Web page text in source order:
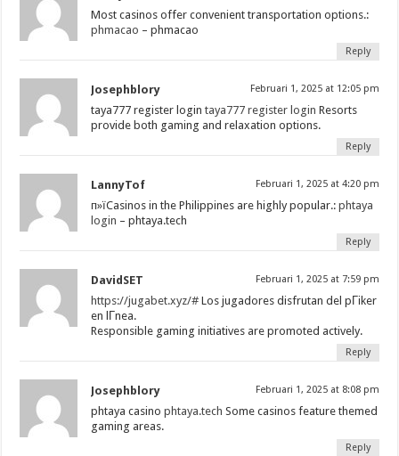
Most casinos offer convenient transportation options.:
phmacao – phmacao
Reply
Josephblory Februari 1, 2025 at 12:05 pm
taya777 register logintaya777 register login Resorts
provide both gaming and relaxation options.
Reply
LannyTof Februari 1, 2025 at 4:20 pm
п»їCasinos in the Philippines are highly popular.:phtaya
login – phtaya.tech
Reply
DavidSET Februari 1, 2025 at 7:59 pm
https://jugabet.xyz/# Los jugadores disfrutan del pГіker
en lГ­nea.
Responsible gaming initiatives are promoted actively.
Reply
Josephblory Februari 1, 2025 at 8:08 pm
phtaya casinophtaya.tech Some casinos feature themed
gaming areas.
Reply